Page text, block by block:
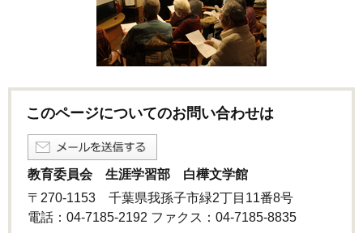
このページについてのお問い合わせは
教育委員会 生涯学習部 白樺文学館
〒270-1153 千葉県我孫子市緑2丁目11番8号
電話：04-7185-2192 ファクス：04-7185-8835